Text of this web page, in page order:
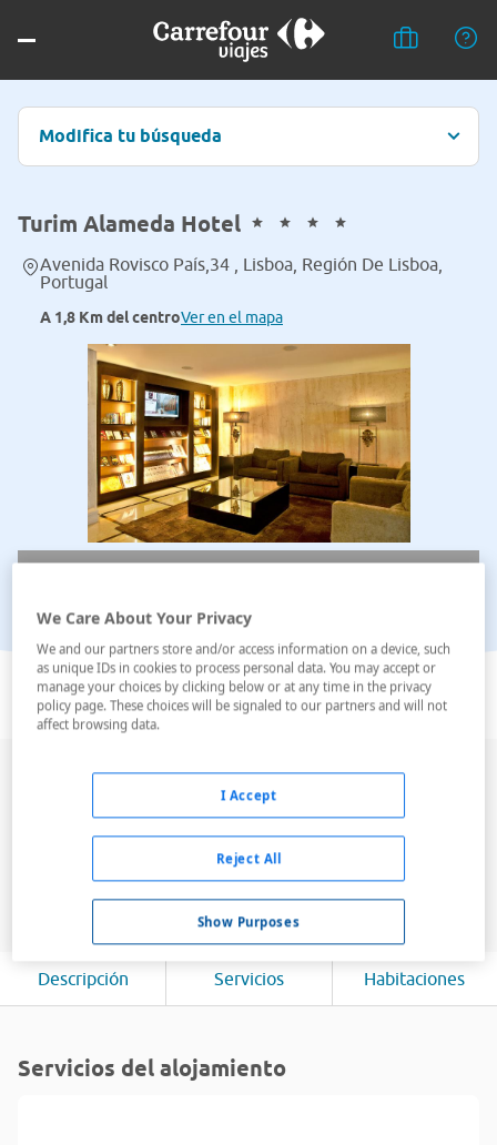
Modifica tu búsqueda
Turim Alameda Hotel
Avenida Rovisco País,34 , Lisboa, Región De Lisboa,
Portugal
A 1,8 Km del centroVer en el mapa
Ver en el mapa
Este hotel está situado cerca del centro de la ciudad, a
sólo 5 minutos a pie de la Alameda y de las estaciones
de metro de Saldanha, que proporciona un acceso
rápido y fácil a toda la ciudad. Parque das Nações, con
el centro comercial Vasco da Gama, restaurantes,
bares, clubes nocturno...
Descripción Servicios Habitaciones
Servicios del alojamiento
We Care About Your Privacy
We and our partners store and/or access information on a device, such
as unique IDs in cookies to process personal data. You may accept or
manage your choices by clicking below or at any time in the privacy
policy page. These choices will be signaled to our partners and will not
affect browsing data.
Show Purposes
Reject All
I Accept